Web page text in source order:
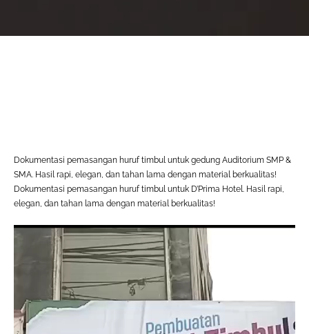
Dokumentasi pemasangan huruf timbul untuk gedung Auditorium SMP &
SMA. Hasil rapi, elegan, dan tahan lama dengan material berkualitas!
Dokumentasi pemasangan huruf timbul untuk D’Prima Hotel. Hasil rapi,
elegan, dan tahan lama dengan material berkualitas!